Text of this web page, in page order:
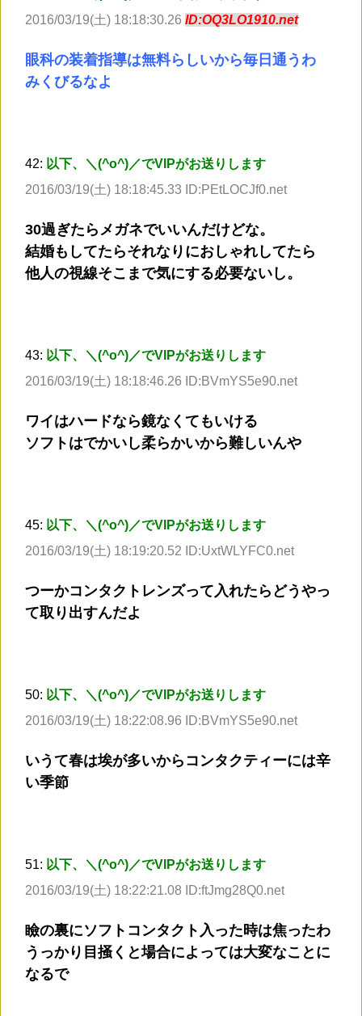
2016/03/19(土) 18:18:30.26 ID:OQ3LO1910.net
眼科の装着指導は無料らしいから毎日通うわ
みくびるなよ
42: 以下、＼(^o^)／でVIPがお送りします
2016/03/19(土) 18:18:45.33 ID:PEtLOCJf0.net
30過ぎたらメガネでいいんだけどな。
結婚もしてたらそれなりにおしゃれしてたら
他人の視線そこまで気にする必要ないし。
43: 以下、＼(^o^)／でVIPがお送りします
2016/03/19(土) 18:18:46.26 ID:BVmYS5e90.net
ワイはハードなら鏡なくてもいける
ソフトはでかいし柔らかいから難しいんや
45: 以下、＼(^o^)／でVIPがお送りします
2016/03/19(土) 18:19:20.52 ID:UxtWLYFC0.net
つーかコンタクトレンズって入れたらどうやっ
て取り出すんだよ
50: 以下、＼(^o^)／でVIPがお送りします
2016/03/19(土) 18:22:08.96 ID:BVmYS5e90.net
いうて春は埃が多いからコンタクティーには辛
い季節
51: 以下、＼(^o^)／でVIPがお送りします
2016/03/19(土) 18:22:21.08 ID:ftJmg28Q0.net
瞼の裏にソフトコンタクト入った時は焦ったわ
うっかり目掻くと場合によっては大変なことに
なるで